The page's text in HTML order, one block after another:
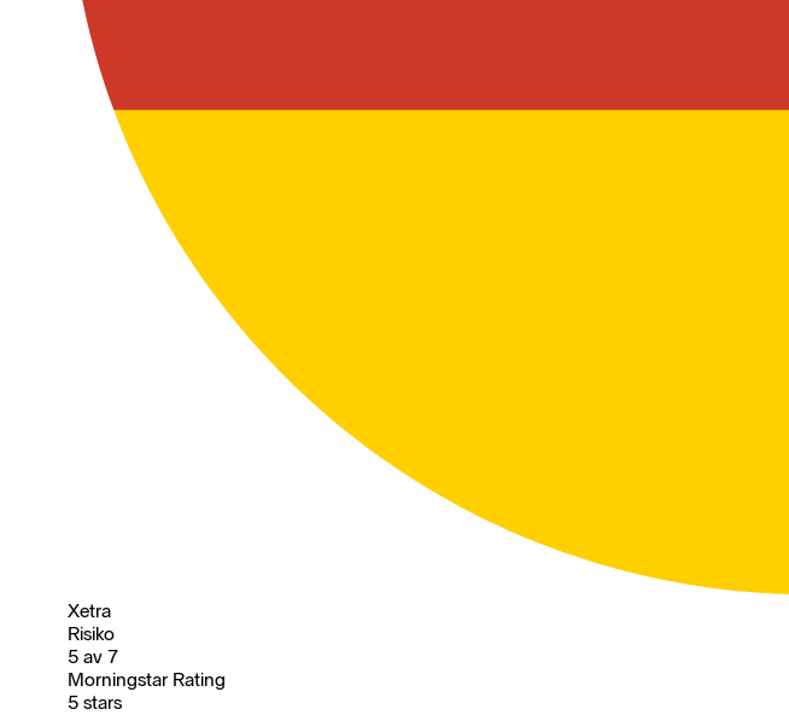
Xetra
Risiko
5 av 7
Morningstar Rating
5 stars